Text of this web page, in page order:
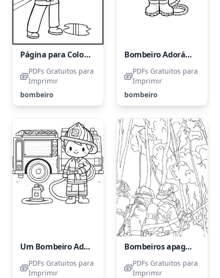
Página para Colorir do Bombeiro
PDFs Gratuitos para
Imprimir
bombeiro
Bombeiro Adorável
PDFs Gratuitos para
Imprimir
bombeiro
Um Bombeiro Adorável
PDFs Gratuitos para
Imprimir
Bombeiros apagam incêndios
PDFs Gratuitos para
Imprimir